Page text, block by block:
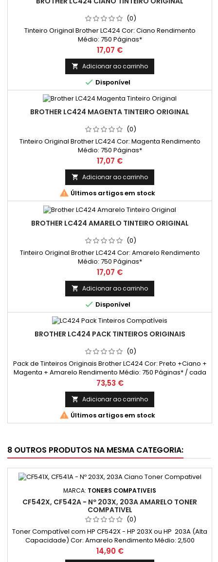
(0)
Tinteiro Original Brother LC424 Cor: Ciano Rendimento
Médio: 750 Páginas*
Preço
17,07 €
 Adicionar ao carrinho
 Disponível
BROTHER LC424 MAGENTA TINTEIRO ORIGINAL
(0)
Tinteiro Original Brother LC424 Cor: Magenta Rendimento
Médio: 750 Páginas*
Preço
17,07 €
 Adicionar ao carrinho
 Últimos artigos em stock
BROTHER LC424 AMARELO TINTEIRO ORIGINAL
(0)
Tinteiro Original Brother LC424 Cor: Amarelo Rendimento
Médio: 750 Páginas*
Preço
17,07 €
 Adicionar ao carrinho
 Disponível
BROTHER LC424 PACK TINTEIROS ORIGINAIS
(0)
Pack de Tinteiros Originais Brother LC424 Cor: Preto +Ciano +
Magenta + Amarelo Rendimento Médio: 750 Páginas* / cada
cor
Preço
73,53 €
 Adicionar ao carrinho
 Últimos artigos em stock
8 OUTROS PRODUTOS NA MESMA CATEGORIA:
MARCA: TONERS COMPATIVEIS
CF542X, CF542A - Nº 203X, 203A AMARELO TONER
COMPATIVEL
(0)
Toner Compatível com HP CF542X - HP 203X ou HP 203A (Alta
Capacidade) Cor: Amarelo Rendimento Médio: 2,500
Páginas*
Preço
14,90 €